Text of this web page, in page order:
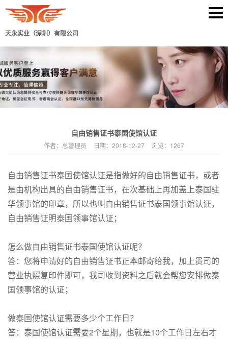
天永实业（深圳）有限公司
自由销售证书泰国使馆认证
作者： 总管理员 日期： 2018-12-27 浏览： 1267
自由销售证书泰国使馆认证是指做好的自由销售证书，或者
是由机构出具的自由销售证书，在次基础上再加盖上泰国驻
华领事馆的印章，所以也叫自由销售证书泰国领事馆认证，
自由销售证明泰国领事馆认证；
怎么做自由销售证书泰国使馆认证呢？
答：您将申请好的自由销售证书正本邮寄给我，加上贵司的
营业执照复印件即可，我司收到资料之后就会帮您安排做泰
国领事馆的认证；
做泰国使馆认证需要多少个工作日？
答：泰国使馆认证需要2个星期，也就是10个工作日左右才